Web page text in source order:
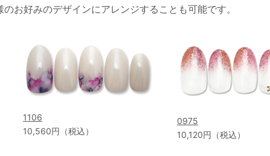
お好みのデザインにアレンジすることも可能です。
1106
10,560円（税込）
0975
10,120円（税込）